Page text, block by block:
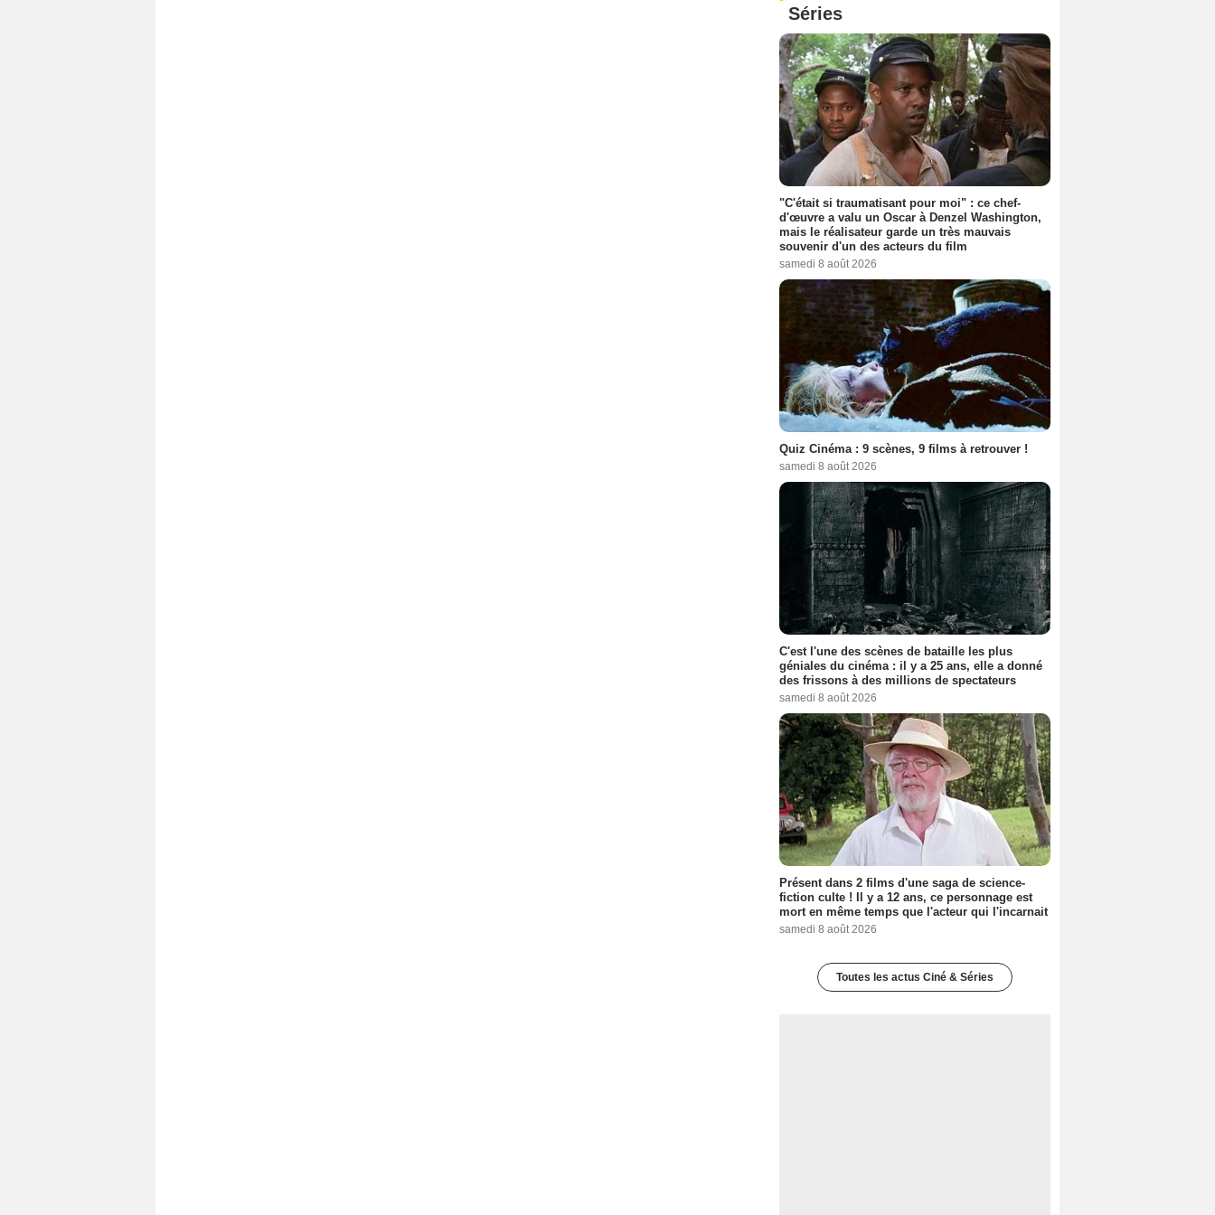
Séries
"C'était si traumatisant pour moi" : ce chef-
d'œuvre a valu un Oscar à Denzel Washington,
mais le réalisateur garde un très mauvais
souvenir d'un des acteurs du film
samedi 8 août 2026
Quiz Cinéma : 9 scènes, 9 films à retrouver !
samedi 8 août 2026
C'est l'une des scènes de bataille les plus
géniales du cinéma : il y a 25 ans, elle a donné
des frissons à des millions de spectateurs
samedi 8 août 2026
Présent dans 2 films d'une saga de science-
fiction culte ! Il y a 12 ans, ce personnage est
mort en même temps que l'acteur qui l'incarnait
samedi 8 août 2026
Toutes les actus Ciné & Séries